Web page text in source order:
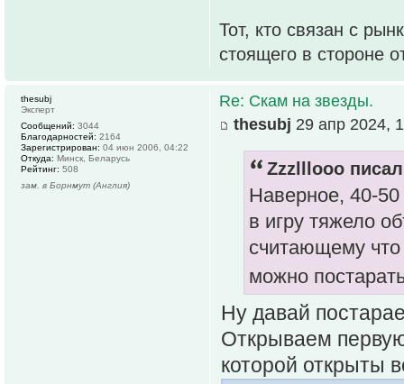
Тот, кто связан с
стоящего в стороне
Re: Скам на звезды.
thesubj 29 апр 2024,
Zzzlllooo
Наверное, 40-
в игру тяжело
считающему что
можно
Ну давай
Открываем
которой открыты
thesubj
Эксперт
Сообщений: 3044
Благодарностей: 2164
Зарегистрирован: 04 июн 2006, 04:22
Откуда: Минск, Беларусь
Рейтинг: 508
зам. в Борнмут (Англия)